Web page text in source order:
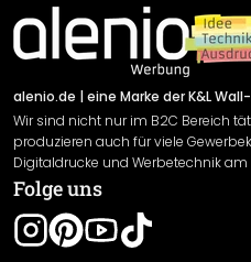
Newsletter An-/Abmeldung
Sendungsverfolgung
Impressum
Versand & Zahlung
Rücksendung
Widerrufsrecht
Datenschutzerklärung
Gewährleistung
Leistungserklärung / CE-
alenio.de | eine Marke der K&L
Wir sind nicht nur im B2C Bereich
produzieren auch für viele
Digitaldrucke und Werbetechnik am
Folge uns